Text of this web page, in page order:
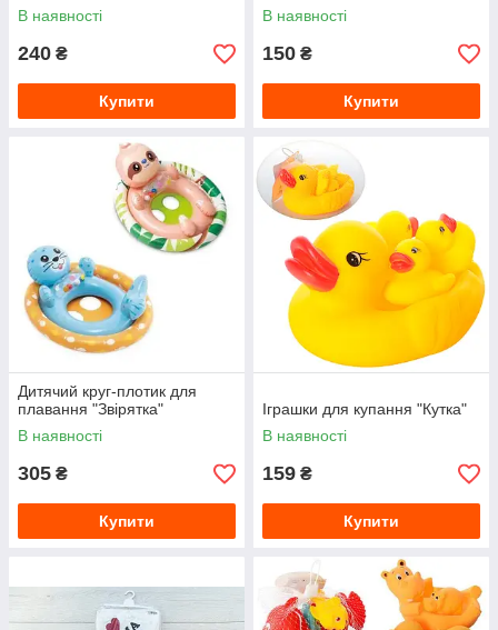
В наявності
240 ₴
Купити
В наявності
150 ₴
Купити
Дитячий круг-плотик для
плавання "Звірятка"
В наявності
305 ₴
Купити
Іграшки для купання "Кутка"
В наявності
159 ₴
Купити